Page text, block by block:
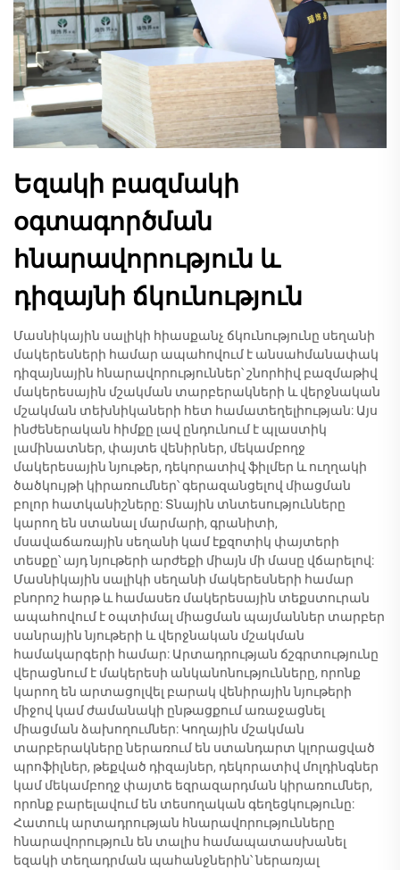
Եզակի բազմակի
օգտագործման
հնարավորություն և
դիզայնի ճկունություն
Մասնիկային սալիկի հիասքանչ ճկունությունը սեղանի
մակերեսների համար ապահովում է անսահմանափակ
դիզայնային հնարավորություններ՝ շնորհիվ բազմաթիվ
մակերեսային մշակման տարբերակների և վերջնական
մշակման տեխնիկաների հետ համատեղելիության: Այս
ինժեներական հիմքը լավ ընդունում է պլաստիկ
լամինատներ, փայտե վենիրներ, մեկամբողջ
մակերեսային նյութեր, դեկորատիվ ֆիլմեր և ուղղակի
ծածկույթի կիրառումներ՝ գերազանցելով միացման
բոլոր հատկանիշները: Տնային տնտեսությունները
կարող են ստանալ մարմարի, գրանիտի,
մսավաճառային սեղանի կամ էքզոտիկ փայտերի
տեսքը՝ այդ նյութերի արժեքի միայն մի մասը վճարելով:
Մասնիկային սալիկի սեղանի մակերեսների համար
բնորոշ հարթ և համասեռ մակերեսային տեքստուրան
ապահովում է օպտիմալ միացման պայմաններ տարբեր
սանրային նյութերի և վերջնական մշակման
համակարգերի համար: Արտադրության ճշգրտությունը
վերացնում է մակերեսի անկանոնությունները, որոնք
կարող են արտացոլվել բարակ վենիրային նյութերի
միջով կամ ժամանակի ընթացքում առաջացնել
միացման ձախողումներ: Կողային մշակման
տարբերակները ներառում են ստանդարտ կլորացված
պրոֆիլներ, թեքված դիզայներ, դեկորատիվ մոլդինգներ
կամ մեկամբողջ փայտե եզրազարդման կիրառումներ,
որոնք բարելավում են տեսողական գեղեցկությունը:
Հատուկ արտադրության հնարավորությունները
հնարավորություն են տալիս համապատասխանել
եզակի տեղադրման պահանջներին՝ ներառյալ